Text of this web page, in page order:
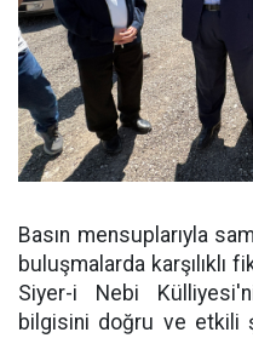
Basın mensuplarıyla
buluşmalarda karşılıklı
Siyer-i Nebi
bilgisini doğru ve etkili